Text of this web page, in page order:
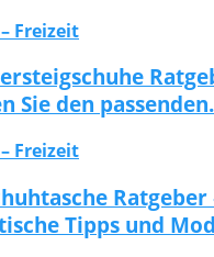
Freizeit
Sie den
Freizeit
Ratgeber
Tipps und